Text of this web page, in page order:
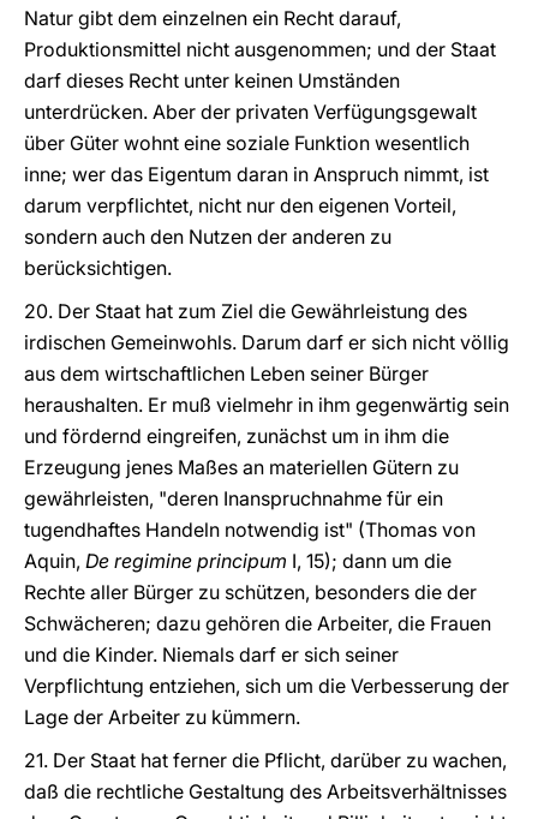
Natur gibt dem einzelnen ein Recht darauf,
Produktionsmittel nicht ausgenommen; und der Staat
darf dieses Recht unter keinen Umständen
unterdrücken. Aber der privaten Verfügungsgewalt
über Güter wohnt eine soziale Funktion wesentlich
inne; wer das Eigentum daran in Anspruch nimmt, ist
darum verpflichtet, nicht nur den eigenen Vorteil,
sondern auch den Nutzen der anderen zu
berücksichtigen.
20. Der Staat hat zum Ziel die Gewährleistung des
irdischen Gemeinwohls. Darum darf er sich nicht völlig
aus dem wirtschaftlichen Leben seiner Bürger
heraushalten. Er muß vielmehr in ihm gegenwärtig sein
und fördernd eingreifen, zunächst um in ihm die
Erzeugung jenes Maßes an materiellen Gütern zu
gewährleisten, "deren Inanspruchnahme für ein
tugendhaftes Handeln notwendig ist" (Thomas von
Aquin, De regimine principum I, 15); dann um die
Rechte aller Bürger zu schützen, besonders die der
Schwächeren; dazu gehören die Arbeiter, die Frauen
und die Kinder. Niemals darf er sich seiner
Verpflichtung entziehen, sich um die Verbesserung der
Lage der Arbeiter zu kümmern.
21. Der Staat hat ferner die Pflicht, darüber zu wachen,
daß die rechtliche Gestaltung des Arbeitsverhältnisses